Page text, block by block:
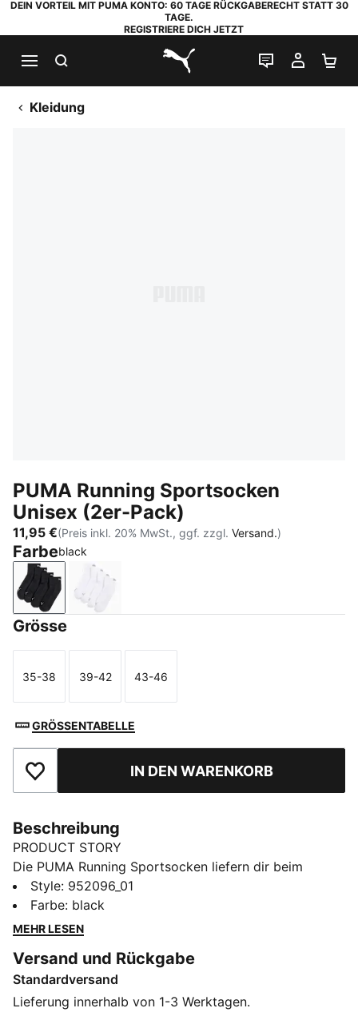
DEIN VORTEIL MIT PUMA KONTO: 60 TAGE RÜCKGABERECHT STATT 30
TAGE.
REGISTRIERE DICH JETZT
PUMA.com
LIVE-CHAT
MEIN
Kleidung
PUMA Running Sportsocken
Unisex (2er-Pack)
11,95 €(Preis inkl. 20% MwSt., ggf. zzgl. Versand.)
Farbeblack
black
Grösse
Größe
35-38
Größe
39-42
Größe
43-46
GRÖSSENTABELLE
Zu Favoriten hinzufügenIN DEN WARENKORB
Beschreibung
PRODUCT STORY
Die PUMA Running Sportsocken liefern dir beim
Laufen und Training ultimativen Komfort. Sie haben ein
vorgeformtes Fußbett und atmungsaktive Mesh-
Blenden für ein kühles und bequemes Tragegefühl bei
DETAILS
Flache Zehennaht gegen Irritationen
Support im Knöchel- und Fußbereich
Style: 952096_01
Farbe: black
MEHR LESEN
Versand und Rückgabe
Standardversand
Lieferung innerhalb von 1-3 Werktagen.